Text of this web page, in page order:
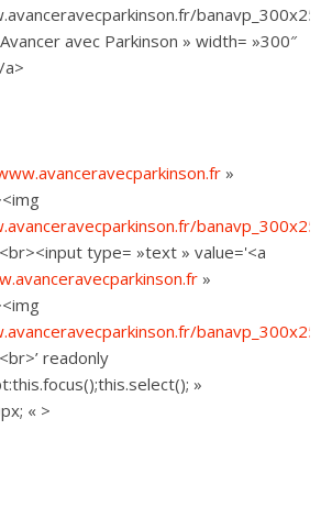
avec Parkinson » width= »300″
»
type= »text » value='<a
»
readonly
»
« >